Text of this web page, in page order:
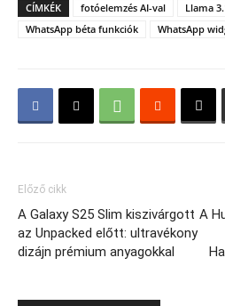
CÍMKÉK fotóelemzés AI-val Llama
WhatsApp béta funkciók
WhatsApp
Előző cikk
A Galaxy S25 Slim kiszivárgott
az Unpacked előtt: ultravékony
dizájn prémium anyagokkal
A